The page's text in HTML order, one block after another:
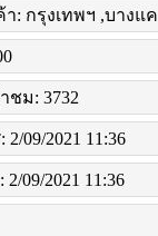
: กรุงเทพฯ ,บางแค
ชม: 3732
09/2021 11:36
09/2021 11:36